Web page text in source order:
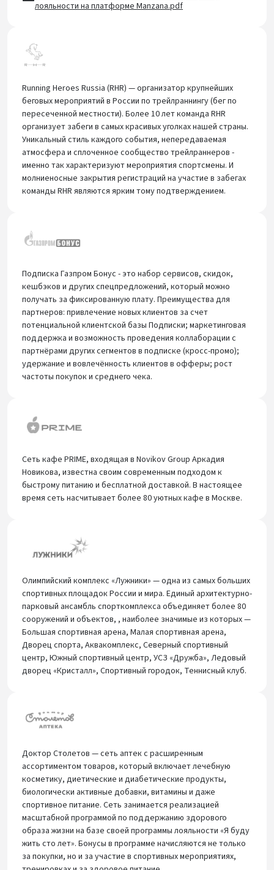
лояльности на платформе Manzana.pdf
Running Heroes Russia (RHR) — организатор крупнейших
беговых мероприятий в России по трейлраннингу (бег по
пересеченной местности). Более 10 лет команда RHR
организует забеги в самых красивых уголках нашей страны.
Уникальный стиль каждого события, непередаваемая
атмосфера и сплоченное сообщество трейлраннеров -
именно так характеризуют мероприятия спортсмены. И
молниеносные закрытия регистраций на участие в забегах
команды RHR являются ярким тому подтверждением.
Подписка Газпром Бонус - это набор сервисов, скидок,
кешбэков и других спецпредложений, который можно
получать за фиксированную плату. Преимущества для
партнеров: привлечение новых клиентов за счет
потенциальной клиентской базы Подписки; маркетинговая
поддержка и возможность проведения коллаборации с
партнёрами других сегментов в подписке (кросс-промо);
удержание и вовлечённость клиентов в офферы; рост
частоты покупок и среднего чека.
Сеть кафе PRIME, входящая в Novikov Group Аркадия
Новикова, известна своим современным подходом к
быстрому питанию и бесплатной доставкой. В настоящее
время сеть насчитывает более 80 уютных кафе в Москве.
Олимпийский комплекс «Лужники» — одна из самых больших
спортивных площадок России и мира. Единый архитектурно-
парковый ансамбль спорткомплекса объединяет более 80
сооружений и объектов, , наиболее значимые из которых —
Большая спортивная арена, Малая спортивная арена,
Дворец спорта, Аквакомплекс, Северный спортивный
центр, Южный спортивный центр, УСЗ «Дружба», Ледовый
дворец «Кристалл», Спортивный городок, Теннисный клуб.
Доктор Столетов — сеть аптек с расширенным
ассортиментом товаров, который включает лечебную
косметику, диетические и диабетические продукты,
биологически активные добавки, витамины и даже
спортивное питание. Сеть занимается реализацией
масштабной программой по поддержанию здорового
образа жизни на базе своей программы лояльности «Я буду
жить сто лет». Бонусы в программе начисляются не только
за покупки, но и за участие в спортивных мероприятиях,